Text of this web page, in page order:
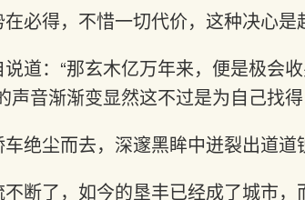
必得，不惜一切代价，这种决心是
道：“那玄木亿万年来，便是极会
声音渐渐变显然这不过是为自己找得
绝尘而去，深邃黑眸中迸裂出道道
断了，如今的垦丰已经成了城市